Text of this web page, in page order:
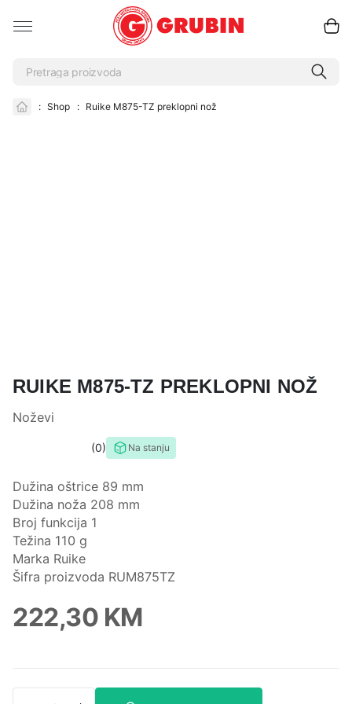
: Shop : Ruike M875-TZ preklopni nož
RUIKE M875-TZ PREKLOPNI NOŽ
Noževi
0 Na stanju
222,30 KM
Dužina oštrice 89 mm
Dužina noža 208 mm
Broj funkcija 1
Težina 110 g
Marka Ruike
Šifra proizvoda RUM875TZ